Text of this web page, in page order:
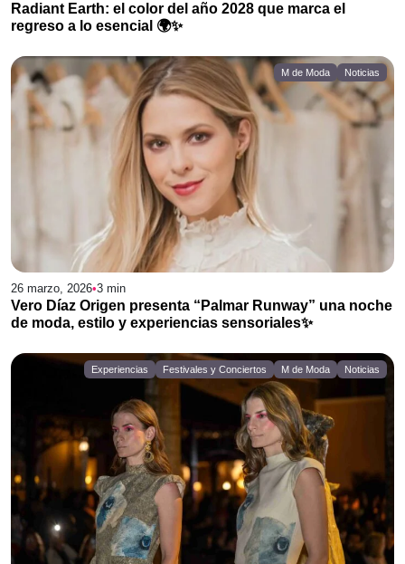
Radiant Earth: el color del año 2028 que marca el
regreso a lo esencial 🌍✨
M de Moda Noticias
26 marzo, 2026•3 min
Vero Díaz Origen presenta “Palmar Runway” una noche
de moda, estilo y experiencias sensoriales✨
Experiencias Festivales y Conciertos M de Moda Noticias